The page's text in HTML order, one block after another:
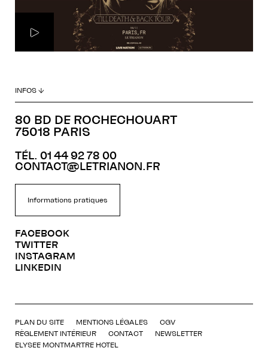
INFOS ↓
80 BD DE ROCHECHOUART
75018 PARIS
TÉL. 01 44 92 78 00
CONTACT@LETRIANON.FR
Informations pratiques
FACEBOOK
TWITTER
INSTAGRAM
LINKEDIN
PLAN DU SITE MENTIONS LÉGALES
CGV
RÈGLEMENT INTÉRIEUR
CONTACT
NEWSLETTER
ELYSEE MONTMARTRE HOTEL